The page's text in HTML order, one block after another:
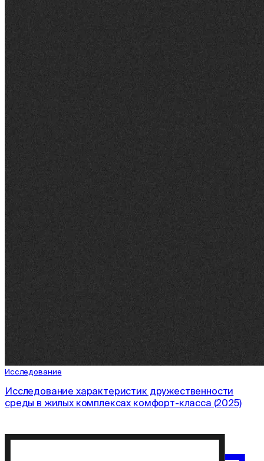
Исследование
Исследование характеристик дружественности
среды в жилых комплексах комфорт-класса (2025)